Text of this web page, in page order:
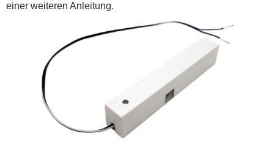
einer weiteren Anleitung.